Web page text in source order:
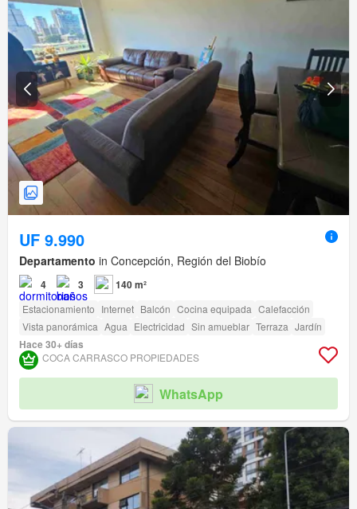
UF 9.990
Departamento in Concepción, Región del Biobío
4 3 140 m²
Estacionamiento Internet Balcón Cocina equipada Calefacción
Vista panorámica Agua Electricidad Sin amueblar Terraza Jardín
Hace 30+ días
COCA CARRASCO PROPIEDADES
WhatsApp